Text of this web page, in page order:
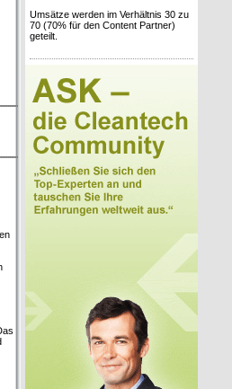
Umsätze werden im Verhältnis 30 zu
70 (70% für den Content Partner)
geteilt.